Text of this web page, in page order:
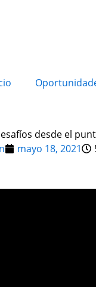
desde el
mayo 18, 2021